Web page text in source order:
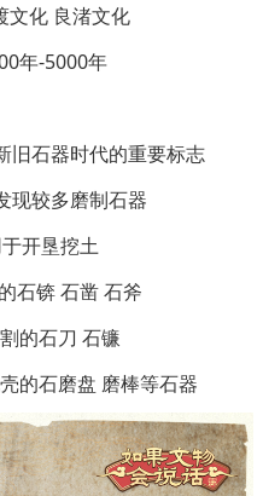
化 良渚文化
-5000年
石器时代的重要标志
较多磨制石器
开垦挖土
锛 石凿 石斧
石刀 石镰
石磨盘 磨棒等石器